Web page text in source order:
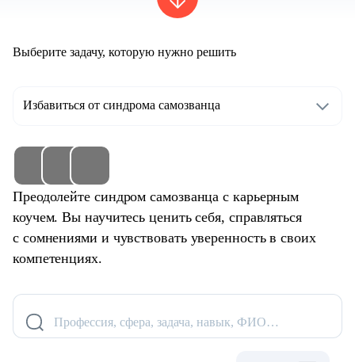
Выберите задачу, которую нужно решить
Избавиться от синдрома самозванца
Преодолейте синдром самозванца с карьерным
коучем. Вы научитесь ценить себя, справляться
с сомнениями и чувствовать уверенность в своих
компетенциях.
Профессия, сфера, задача, навык, ФИО…